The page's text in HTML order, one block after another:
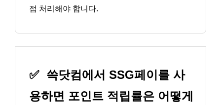
접 처리해야 합니다.
✅ 쓱닷컴에서 SSG페이를 사
용하면 포인트 적립률은 어떻게